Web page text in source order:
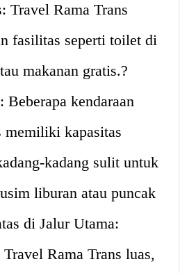
Travel Rama Trans
fasilitas seperti toilet di
makanan gratis.?
Beberapa kendaraan
memiliki kapasitas
kadang sulit untuk
liburan atau puncak
di Jalur Utama:
Rama Trans luas,